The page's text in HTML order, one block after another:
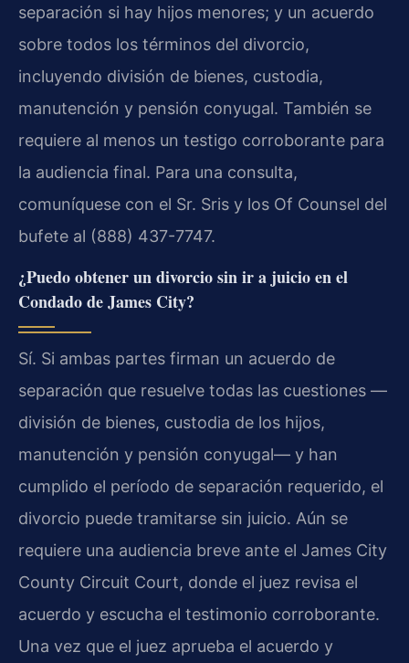
separación si hay hijos menores; y un acuerdo
sobre todos los términos del divorcio,
incluyendo división de bienes, custodia,
manutención y pensión conyugal. También se
requiere al menos un testigo corroborante para
la audiencia final. Para una consulta,
comuníquese con el Sr. Sris y los Of Counsel del
bufete al (888) 437-7747.
¿Puedo obtener un divorcio sin ir a juicio en el
Condado de James City?
Sí. Si ambas partes firman un acuerdo de
separación que resuelve todas las cuestiones —
división de bienes, custodia de los hijos,
manutención y pensión conyugal— y han
cumplido el período de separación requerido, el
divorcio puede tramitarse sin juicio. Aún se
requiere una audiencia breve ante el James City
County Circuit Court, donde el juez revisa el
acuerdo y escucha el testimonio corroborante.
Una vez que el juez aprueba el acuerdo y